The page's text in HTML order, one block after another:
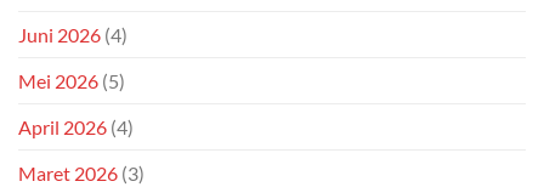
Juni 2026 (4)
Mei 2026 (5)
April 2026 (4)
Maret 2026 (3)